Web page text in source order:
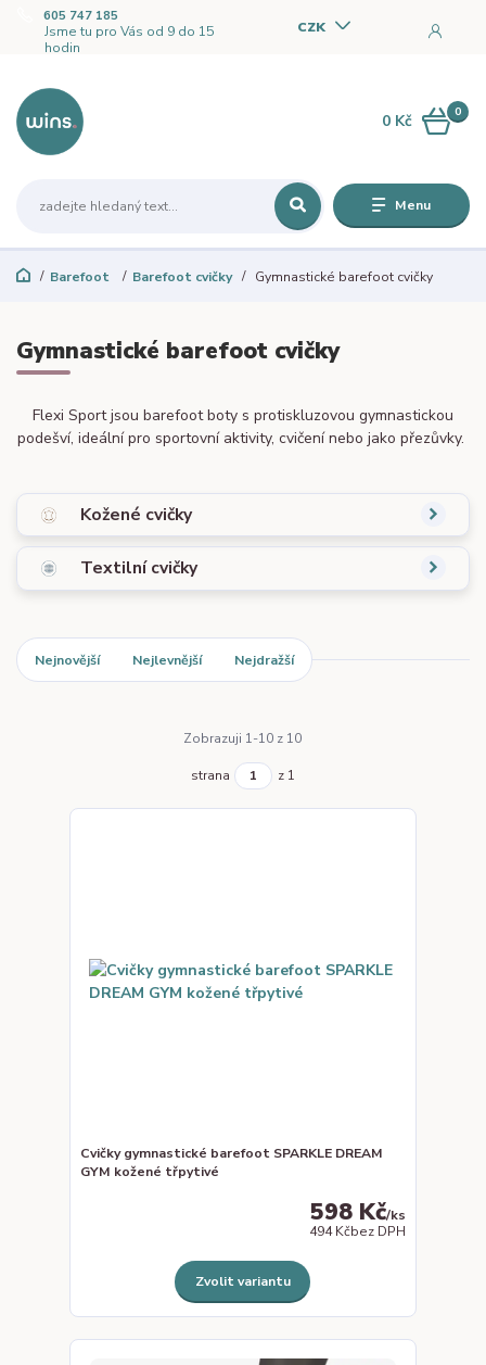
Menu
CZK
605 747 185
Jsme tu pro Vás od 9 do 15
hodin
0
0 Kč
Barefoot Barefoot cvičky Gymnastické barefoot cvičky
Gymnastické barefoot cvičky
Flexi Sport jsou barefoot boty s protiskluzovou gymnastickou
podešví, ideální pro sportovní aktivity, cvičení nebo jako přezůvky.
Kožené cvičky
Textilní cvičky
Nejnovější Nejlevnější Nejdražší
Zobrazuji 1-10 z 10
strana z 1
Cvičky gymnastické barefoot SPARKLE DREAM
GYM kožené třpytivé
598 Kč/ks
494 Kčbez DPH
Zvolit variantu